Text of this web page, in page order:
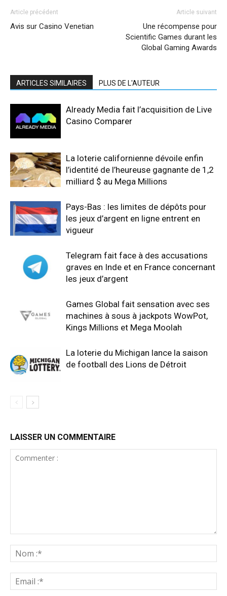
Article précédent
Avis sur Casino Venetian
Article suivant
Une récompense pour
Scientific Games durant les
Global Gaming Awards
ARTICLES SIMILAIRES PLUS DE L'AUTEUR
Already Media fait l’acquisition de Live
Casino Comparer
La loterie californienne dévoile enfin
l’identité de l’heureuse gagnante de 1,2
milliard $ au Mega Millions
Pays-Bas : les limites de dépôts pour
les jeux d’argent en ligne entrent en
vigueur
Telegram fait face à des accusations
graves en Inde et en France concernant
les jeux d’argent
Games Global fait sensation avec ses
machines à sous à jackpots WowPot,
Kings Millions et Mega Moolah
La loterie du Michigan lance la saison
de football des Lions de Détroit
LAISSER UN COMMENTAIRE